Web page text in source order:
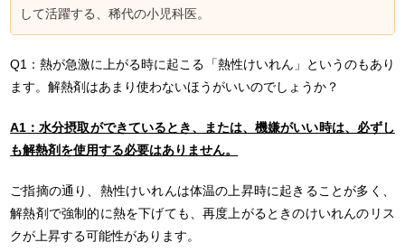
して活躍する、稀代の小児科医。
Q1：熱が急激に上がる時に起こる「熱性けいれん」というのもあり
ます。解熱剤はあまり使わないほうがいいのでしょうか？
A1：水分摂取ができているとき、または、機嫌がいい時は、必ずし
も解熱剤を使用する必要はありません。
ご指摘の通り、熱性けいれんは体温の上昇時に起きることが多く、
解熱剤で強制的に熱を下げても、再度上がるときのけいれんのリス
クが上昇する可能性があります。